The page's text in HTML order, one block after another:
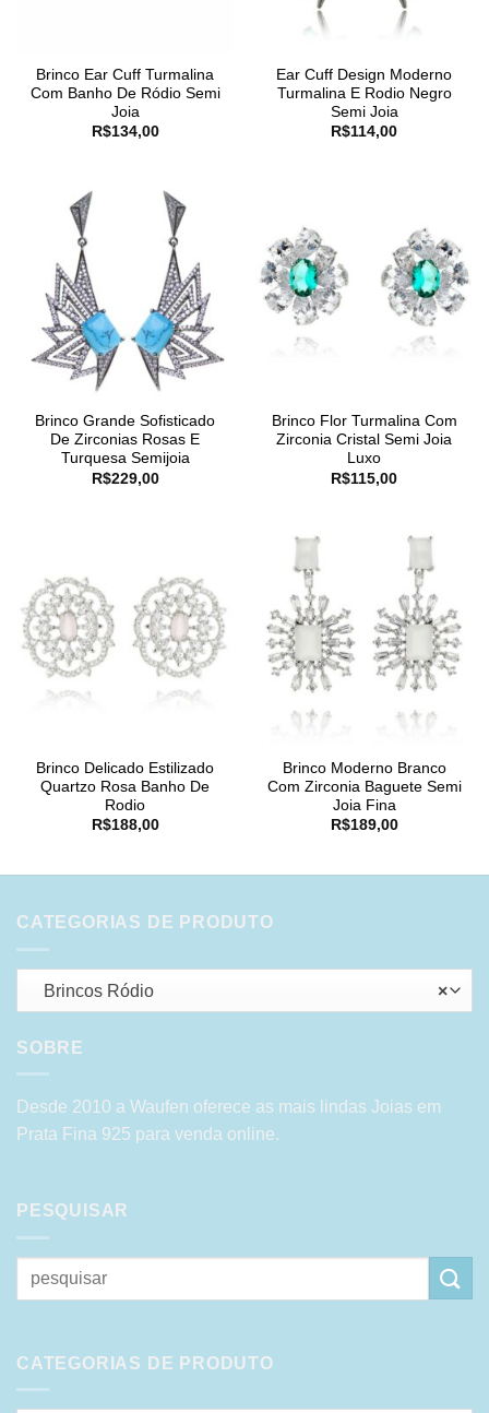
Brinco Ear Cuff Turmalina
Com Banho De Ródio Semi
Joia
R$134,00
Ear Cuff Design Moderno
Turmalina E Rodio Negro
Semi Joia
R$114,00
Brinco Grande Sofisticado
De Zirconias Rosas E
Turquesa Semijoia
R$229,00
Brinco Flor Turmalina Com
Zirconia Cristal Semi Joia
Luxo
R$115,00
Brinco Delicado Estilizado
Quartzo Rosa Banho De
Rodio
R$188,00
Brinco Moderno Branco
Com Zirconia Baguete Semi
Joia Fina
R$189,00
CATEGORIAS DE PRODUTO
×
Brincos Ródio
SOBRE
Desde 2010 a Waufen oferece as mais lindas Joias em
Prata Fina 925 para venda online.
PESQUISAR
Pesquisar
por:
CATEGORIAS DE PRODUTO